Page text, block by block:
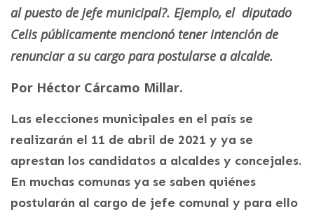
al puesto de jefe municipal?. Ejemplo, el diputado
Celis públicamente mencionó tener intención de
renunciar a su cargo para postularse a alcalde.
Por Héctor Cárcamo Millar.
Las elecciones municipales en el país se
realizarán el 11 de abril de 2021 y ya se
aprestan los candidatos a alcaldes y concejales.
En muchas comunas ya se saben quiénes
postularán al cargo de jefe comunal y para ello